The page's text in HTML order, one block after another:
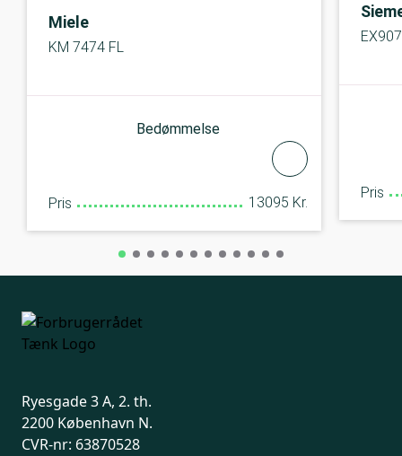
Miele
KM 7474 FL
Bedømmelse
Pris 13095 Kr.
Pris
Ryesgade 3 A, 2. th.
2200 København N.
CVR-nr: 63870528